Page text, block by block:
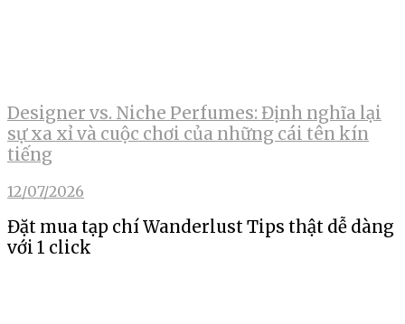
Designer vs. Niche Perfumes: Định nghĩa lại
sự xa xỉ và cuộc chơi của những cái tên kín
tiếng
12/07/2026
Đặt mua tạp chí Wanderlust Tips thật dễ dàng
với 1 click